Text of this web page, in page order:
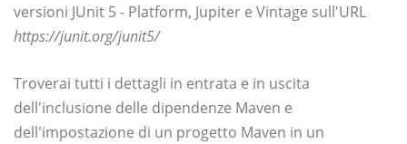
versioni JUnit 5 - Platform, Jupiter e Vintage sull'URL
https://junit.org/junit5/
Troverai tutti i dettagli in entrata e in uscita
dell'inclusione delle dipendenze Maven e
dell'impostazione di un progetto Maven in un